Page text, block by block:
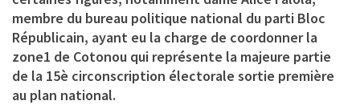
membre du bureau politique national du parti Bloc
Républicain, ayant eu la charge de coordonner la
zone1 de Cotonou qui représente la majeure partie
de la 15è circonscription électorale sortie première
au plan national.